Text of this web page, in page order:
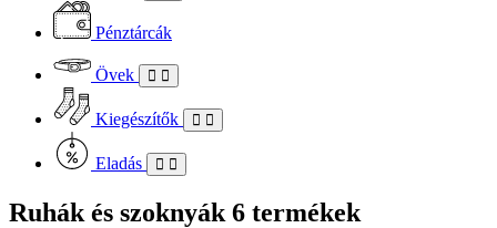
Pénztárcák
Övek
Kiegészítők
Eladás
Ruhák és szoknyák 6 termékek